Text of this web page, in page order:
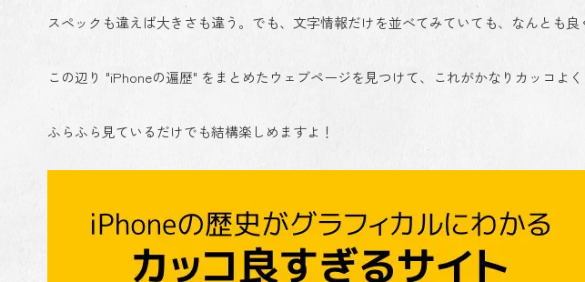
スペックも違えば大きさも違う。でも、文字情報だけを並べてみていても、なんとも良
この辺り "iPhoneの遍歴" をまとめたウェブページを見つけて、これがかなりカッコよ
ふらふら見ているだけでも結構楽しめますよ！